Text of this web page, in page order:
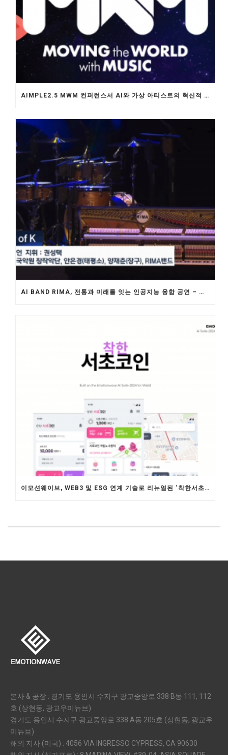
AIMPLE2.5 MWM 컨퍼런스서 AI와 가상 아티스트의 혁신적 미래 제안
AI BAND RIMA, 전통과 미래를 잇는 인공지능 융합 공연 – 제 4356주년 개천절 경축식
이모션웨이브, WEB3 및 ESG 연계 기술로 리뉴얼된 ‘착한서초코인’ 출시
본사 & 공장 : 경기도 용인시 수지구 광교중앙로 338 B동 111, 112
호 (상현동, 광교우미뉴브)
경기도 용인시 수지구 광교중앙로 338 A동 205호 (상현동, 광교우
미뉴브)
해외 지사 (미국) : 4056 VIA INGRESSO CYPRESS, CA 90630